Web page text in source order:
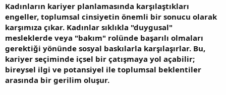
Kadınların kariyer planlamasında karşılaştıkları
engeller, toplumsal cinsiyetin önemli bir sonucu olarak
karşımıza çıkar. Kadınlar sıklıkla "duygusal"
mesleklerde veya "bakım" rolünde başarılı olmaları
gerektiği yönünde sosyal baskılarla karşılaşırlar. Bu,
kariyer seçiminde içsel bir çatışmaya yol açabilir;
bireysel ilgi ve potansiyel ile toplumsal beklentiler
arasında bir gerilim oluşur.